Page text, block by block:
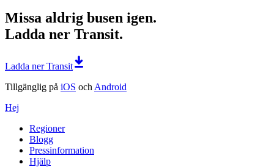
Missa aldrig busen igen.
Ladda ner Transit.
Ladda ner Transit
Tillgänglig på iOS och Android
Hej
Regioner
Blogg
Pressinformation
Hjälp